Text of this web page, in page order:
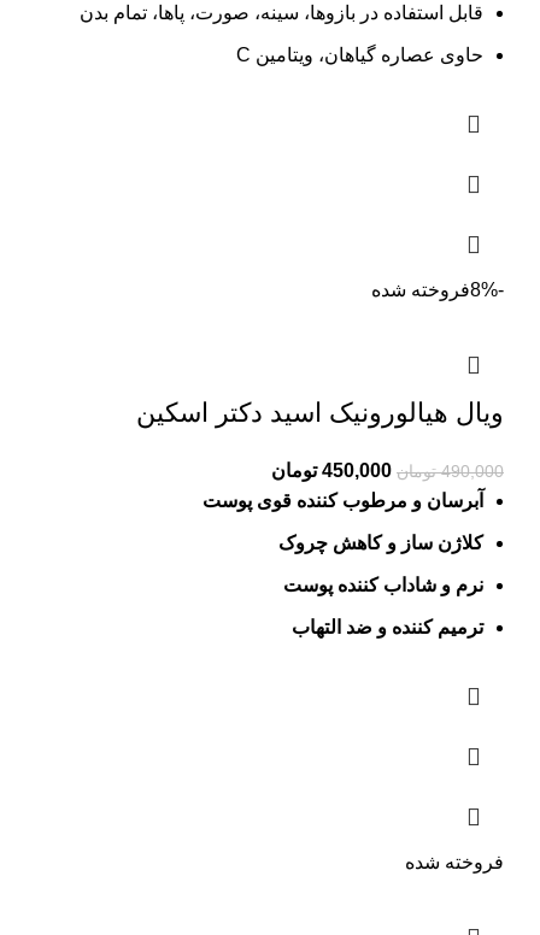
قابل استفاده در بازوها، سینه، صورت، پاها، تمام بدن
حاوی عصاره گیاهان، ویتامین C
-8% فروخته شده
ویال هیالورونیک اسید دکتر اسکین
490,000 تومان Original
price
was:
490,000 تومان.
450,000 تومان
price
آبرسان و مرطوب کننده قوی پوست
کلاژن ساز و کاهش چروک
نرم و شاداب کننده پوست
ترمیم کننده و ضد التهاب
فروخته شده